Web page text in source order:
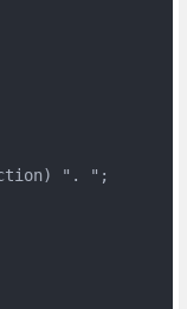
". ";